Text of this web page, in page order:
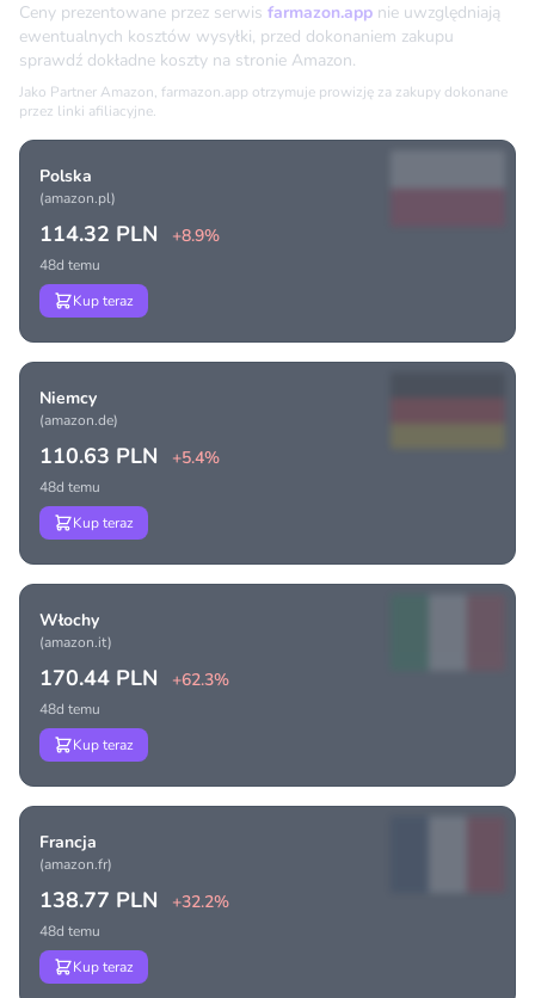
Ceny prezentowane przez serwis farmazon.app nie uwzględniają
ewentualnych kosztów wysyłki, przed dokonaniem zakupu
sprawdź dokładne koszty na stronie Amazon.
Jako Partner Amazon, farmazon.app otrzymuje prowizję za zakupy dokonane
przez linki afiliacyjne.
Polska
(amazon.pl)
114.32 PLN +8.9%
48d temu
Kup teraz
Niemcy
(amazon.de)
110.63 PLN +5.4%
48d temu
Kup teraz
Włochy
(amazon.it)
170.44 PLN +62.3%
48d temu
Kup teraz
Francja
(amazon.fr)
138.77 PLN +32.2%
48d temu
Kup teraz